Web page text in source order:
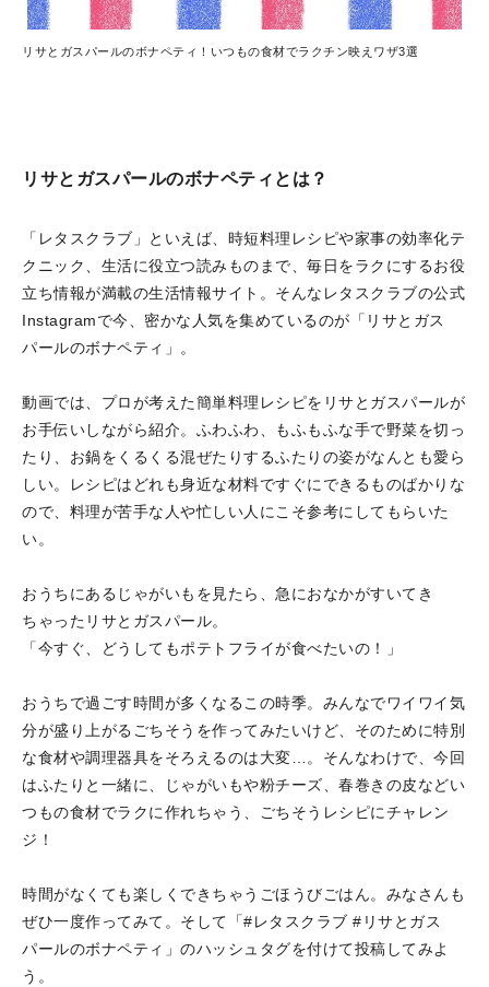
リサとガスパールのボナペティ！いつもの食材でラクチン映えワザ3選
リサとガスパールのボナペティとは？
「レタスクラブ」といえば、時短料理レシピや家事の効率化テ
クニック、生活に役立つ読みものまで、毎日をラクにするお役
立ち情報が満載の生活情報サイト。そんなレタスクラブの公式
Instagramで今、密かな人気を集めているのが「リサとガス
パールのボナペティ」。
動画では、プロが考えた簡単料理レシピをリサとガスパールが
お手伝いしながら紹介。ふわふわ、もふもふな手で野菜を切っ
たり、お鍋をくるくる混ぜたりするふたりの姿がなんとも愛ら
しい。レシピはどれも身近な材料ですぐにできるものばかりな
ので、料理が苦手な人や忙しい人にこそ参考にしてもらいた
い。
おうちにあるじゃがいもを見たら、急におなかがすいてき
ちゃったリサとガスパール。
「今すぐ、どうしてもポテトフライが食べたいの！」
おうちで過ごす時間が多くなるこの時季。みんなでワイワイ気
分が盛り上がるごちそうを作ってみたいけど、そのために特別
な食材や調理器具をそろえるのは大変…。そんなわけで、今回
はふたりと一緒に、じゃがいもや粉チーズ、春巻きの皮などい
つもの食材でラクに作れちゃう、ごちそうレシピにチャレン
ジ！
時間がなくても楽しくできちゃうごほうびごはん。みなさんも
ぜひ一度作ってみて。そして「#レタスクラブ #リサとガス
パールのボナペティ」のハッシュタグを付けて投稿してみよ
う。